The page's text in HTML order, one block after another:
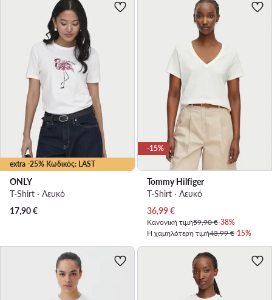
extra -25% Κωδικός: LAST
ONLY
T-Shirt · Λευκό
17,90€
-15%
Tommy Hilfiger
T-Shirt · Λευκό
Τρέχουσα τιμή
36,99€
Κανονική τιμή59,90 €-38%
Η χαμηλότερη τιμή43,99 €-15%